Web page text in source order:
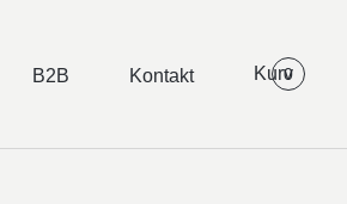
B2B Kontakt 0